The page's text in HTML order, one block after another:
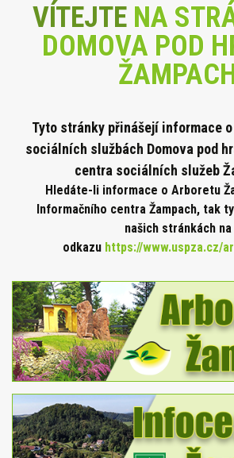
VÍTEJTENA
DOMOVA POD
Tyto stránky přinášejí informace
sociálních službách Domova pod
centra sociálních služeb
Hledáte-li informace o Arboretu
Informačního centra Žampach, tak
našich stránkách na
odkazu https://www.uspza.cz/